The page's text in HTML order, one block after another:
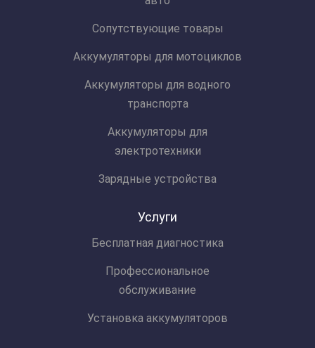
Сопутствующие товары
Аккумуляторы для мотоциклов
Аккумуляторы для водного
транспорта
Аккумуляторы для
электротехники
Зарядные устройства
Услуги
Бесплатная диагностика
Профессиональное
обслуживание
Установка аккумуляторов